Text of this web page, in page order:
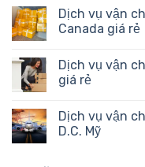
Dịch vụ vận
Canada giá rẻ
Dịch vụ vận
giá rẻ
Dịch vụ vận
D.C. Mỹ